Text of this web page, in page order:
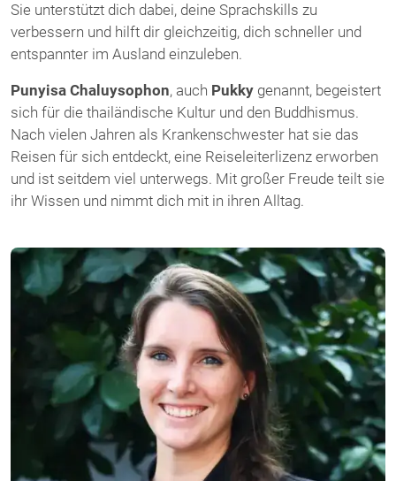
Sie unterstützt dich dabei, deine Sprachskills zu
verbessern und hilft dir gleichzeitig, dich schneller und
entspannter im Ausland einzuleben.
Punyisa Chaluysophon, auch Pukky genannt, begeistert
sich für die thailändische Kultur und den Buddhismus.
Nach vielen Jahren als Krankenschwester hat sie das
Reisen für sich entdeckt, eine Reiseleiterlizenz erworben
und ist seitdem viel unterwegs. Mit großer Freude teilt sie
ihr Wissen und nimmt dich mit in ihren Alltag.